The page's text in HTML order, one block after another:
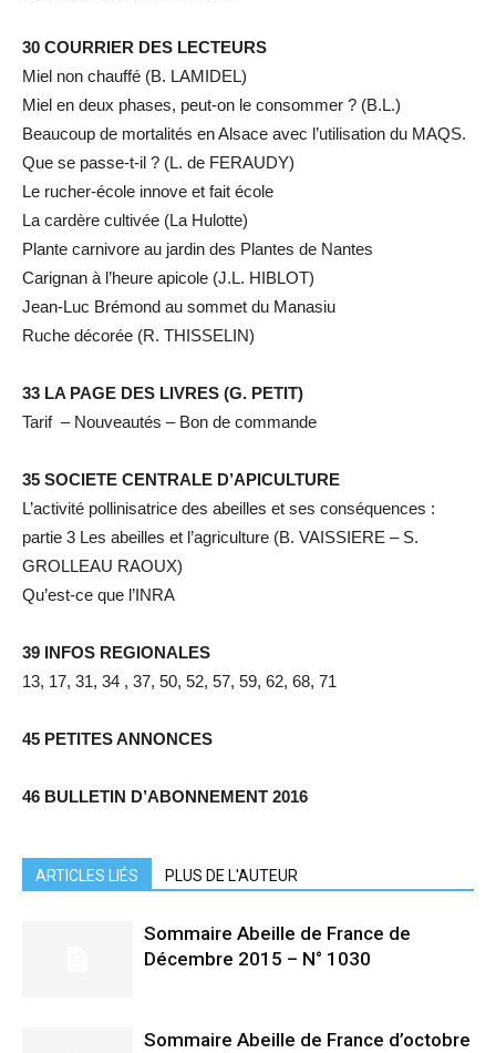
30 COURRIER DES LECTEURS
Miel non chauffé (B. LAMIDEL)
Miel en deux phases, peut-on le consommer ? (B.L.)
Beaucoup de mortalités en Alsace avec l’utilisation du MAQS.
Que se passe-t-il ? (L. de FERAUDY)
Le rucher-école innove et fait école
La cardère cultivée (La Hulotte)
Plante carnivore au jardin des Plantes de Nantes
Carignan à l’heure apicole (J.L. HIBLOT)
Jean-Luc Brémond au sommet du Manasiu
Ruche décorée (R. THISSELIN)
33 LA PAGE DES LIVRES (G. PETIT)
Tarif – Nouveautés – Bon de commande
35 SOCIETE CENTRALE D’APICULTURE
L’activité pollinisatrice des abeilles et ses conséquences :
partie 3 Les abeilles et l’agriculture (B. VAISSIERE – S.
GROLLEAU RAOUX)
Qu’est-ce que l’INRA
39 INFOS REGIONALES
13, 17, 31, 34 , 37, 50, 52, 57, 59, 62, 68, 71
45 PETITES ANNONCES
46 BULLETIN D’ABONNEMENT 2016
ARTICLES LIÉS PLUS DE L'AUTEUR
Sommaire Abeille de France de
Décembre 2015 – N° 1030
Sommaire Abeille de France d’octobre